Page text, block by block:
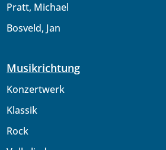
Pratt, Michael
Bosveld, Jan
Musikrichtung
Konzertwerk
Klassik
Rock